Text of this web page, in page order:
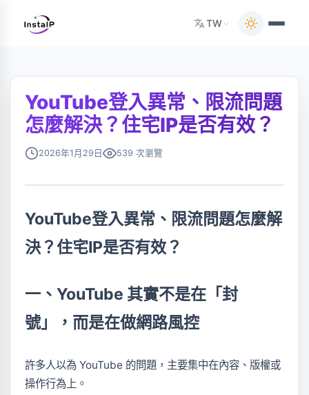
TW
YouTube登入異常、限流問題
怎麼解決？住宅IP是否有效？
2026年1月29日 539 次瀏覽
YouTube登入異常、限流問題怎麼解
決？住宅IP是否有效？
一、YouTube 其實不是在「封
號」，而是在做網路風控
許多人以為 YouTube 的問題，主要集中在內容、版權或
操作行為上。